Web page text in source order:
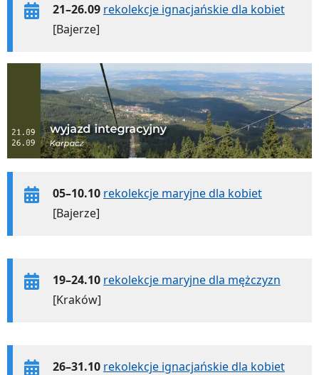
21–26.09 rekolekcje ignacjańskie dla kobiet
[Bajerze]
05–10.10 rekolekcje maryjne dla kobiet
[Bajerze]
19–24.10 rekolekcje maryjne dla mężczyzn
[Kraków]
26–31.10 rekolekcje ignacjańskie dla kobiet